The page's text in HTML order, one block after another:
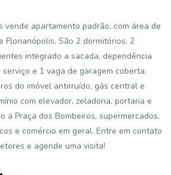
vende apartamento padrão, com área de
Florianópolis. São 2 dormitórios, 2
integrado a sacada, dependência
e 1 vaga de garagem coberta.
do imóvel antirruído, gás central e
com elevador, zeladoria, portaria e
a Praça dos Bombeiros, supermercados,
e comércio em geral. Entre em contato
e agende uma visita!